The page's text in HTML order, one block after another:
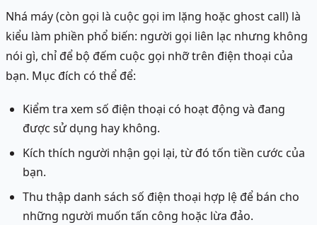
Nhá máy (còn gọi là cuộc gọi im lặng hoặc ghost call) là
kiểu làm phiền phổ biến: người gọi liên lạc nhưng không
nói gì, chỉ để bộ đếm cuộc gọi nhỡ trên điện thoại của
bạn. Mục đích có thể để:
Kiểm tra xem số điện thoại có hoạt động và đang
được sử dụng hay không.
Kích thích người nhận gọi lại, từ đó tốn tiền cước của
bạn.
Thu thập danh sách số điện thoại hợp lệ để bán cho
những người muốn tấn công hoặc lừa đảo.